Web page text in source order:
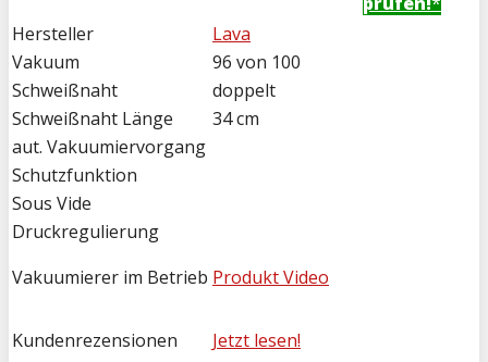
Hersteller
Lava
Vakuum
96 von 100
Schweißnaht
doppelt
Schweißnaht Länge
34 cm
aut. Vakuumiervorgang
Schutzfunktion
Sous Vide
Druckregulierung
Vakuumierer im Betrieb Produkt Video
Kundenrezensionen Jetzt lesen!